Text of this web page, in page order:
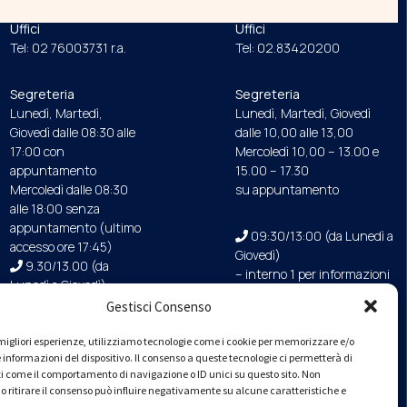
Gestisci Consenso
esperienze, utilizziamo tecnologie come i cookie per memorizzare e/o
informazioni del dispositivo. Il consenso a queste tecnologie ci permetterà di
come il comportamento di navigazione o ID unici su questo sito. Non
ritirare il consenso può influire negativamente su alcune caratteristiche e
Uffici
Tel: 02 76003731 r.a.
Segreteria
Lunedì, Martedì,
Giovedì dalle 08:30 alle
17:00 con
appuntamento
Mercoledì dalle 08:30
alle 18:00 senza
appuntamento (ultimo
accesso ore 17:45)
9.30/13.00 (da
Lunedì a Giovedì)
ordine.milano@ingpec.e
u
Uffici
Tel: 02.83420200
Segreteria
Lunedì, Martedì, Giovedì
dalle 10,00 alle 13,00
Mercoledì 10,00 – 13.00 e
15.00 – 17.30
su appuntamento
09:30/13:00 (da Lunedì a
Giovedì)
– interno 1 per informazioni